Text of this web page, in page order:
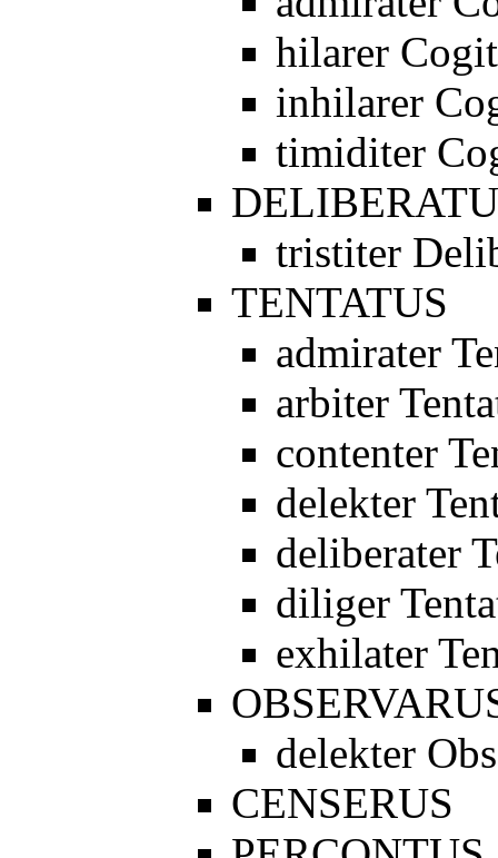
hilarer
inhilarer
timiditer
tristiter
TENTATUS
admirater
arbiter
contenter
delekter
deliberater
diliger
exhilater
delekter
CENSERUS